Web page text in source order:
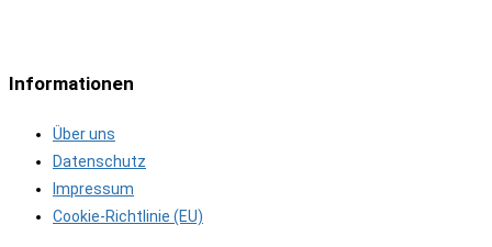
Informationen
Über uns
Datenschutz
Impressum
Cookie-Richtlinie (EU)